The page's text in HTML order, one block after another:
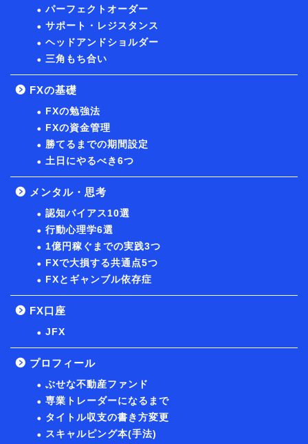
パーフェクトオーダー
サポート・レジスタンス
ヘッドアンドショルダー
三角もち合い
FXの基礎
FXの勉強法
FXの資金管理
勝てるまでの期間設定
土日にやるべき6つ
メンタル・思考
認知バイアス10選
行動心理学6選
1億円稼ぐまでの実践3つ
FXで大損する共通点5つ
FXとギャンブル依存症
FX口座
JFX
プロフィール
ぶせな不動産ファンド
専業トレーダーになるまで
タイトル収支の書き方変更
スキャルピング本(手法)